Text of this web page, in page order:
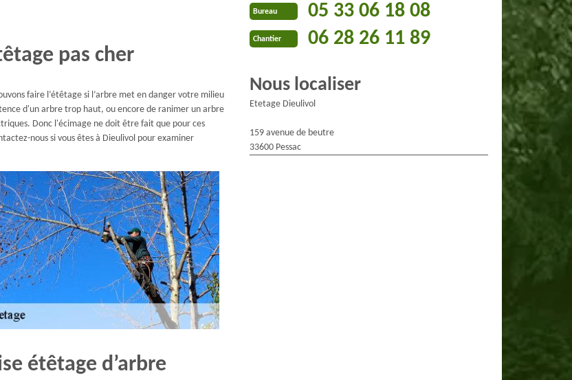
pas cher
faire l’étêtage si l’arbre met en danger votre milieu
d'un arbre trop haut, ou encore de ranimer un arbre
Donc l'écimage ne doit être fait que pour ces
nous si vous êtes à Dieulivol pour examiner
étêtage d’arbre
Bureau 05 33 06 18 08
Chantier 06 28 26 11 89
Nous localiser
Etetage Dieulivol
159 avenue de beutre
33600 Pessac